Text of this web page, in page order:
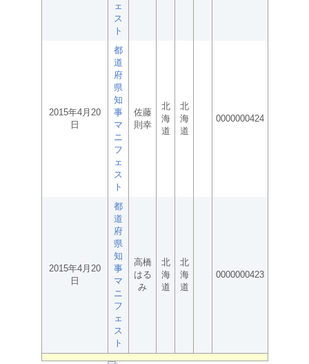
ェ
ス
ト
2015年4月20
日
都
道
府
県
知
事
マ
ニ
フ
ェ
ス
ト
佐藤
則幸
北
海
道
北
海
道
0000000424
2015年4月20
日
都
道
府
県
知
事
マ
ニ
フ
ェ
ス
ト
高橋
はる
み
北
海
道
北
海
道
0000000423